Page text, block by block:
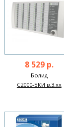
8 529 р.
Болид
С2000-БКИ в.3.хх